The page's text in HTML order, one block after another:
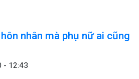
nhân mà phụ nữ ai cũng
- 12:43